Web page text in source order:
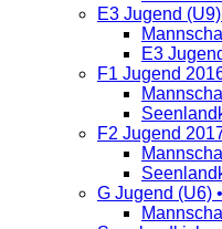
E3 Jugend (U9)
E3
F1 Jugend
F2 Jugend
G Jugend (U6) •